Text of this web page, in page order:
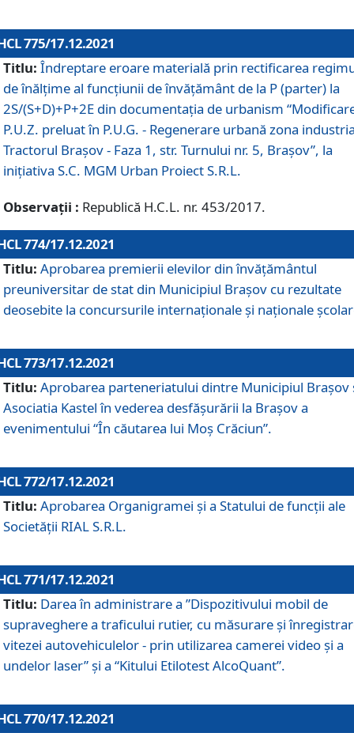
775/17.12.2021
Titlu: Îndreptare eroare materială prin rectificarea
de înălţime al funcţiunii de învăţământ de la P (parter) la
2S/(S+D)+P+2E din documentaţia de urbanism
P.U.Z. preluat în P.U.G. - Regenerare urbană zona
Tractorul Braşov - Faza 1, str. Turnului nr. 5, Braşov”, la
iniţiativa S.C. MGM Urban Proiect S.R.L.
Observații : Republică H.C.L. nr. 453/2017.
774/17.12.2021
Titlu: Aprobarea premierii elevilor din învățământul
preuniversitar de stat din Municipiul Brașov cu rezultate
deosebite la concursurile internaționale și naționale
773/17.12.2021
Titlu: Aprobarea parteneriatului dintre Municipiul Brașov
Asociatia Kastel în vederea desfăşurării la Brașov a
evenimentului “În căutarea lui Moș Crăciun”.
772/17.12.2021
Titlu: Aprobarea Organigramei şi a Statului de funcţii ale
Societăţii RIAL S.R.L.
771/17.12.2021
Titlu: Darea în administrare a ”Dispozitivului mobil de
supraveghere a traficului rutier, cu măsurare și
vitezei autovehiculelor - prin utilizarea camerei video și a
undelor laser” și a “Kitului Etilotest AlcoQuant”.
770/17.12.2021